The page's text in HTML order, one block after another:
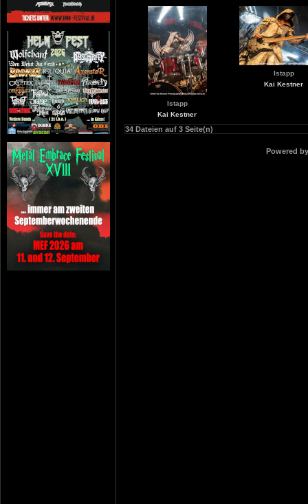
Istapp
Kai Kestner
Istapp
Kai Kestner
34 Dateien auf 3 Seite(n)
Powered